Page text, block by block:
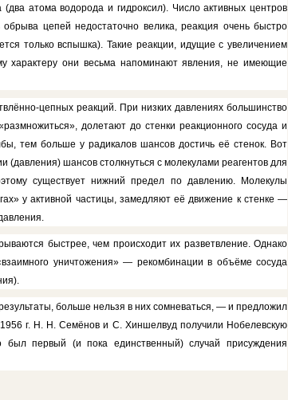
атома водорода и гидроксил). Число активных центров
цепей недоста­точно велика, реакция очень быстро
только вспышка). Такие реакции, иду­щие с увеличением
характеру они весь­ма напоминают явления, не имеющие
цепных реакций. При низ­ких давлениях большинство
долетают до стенки реакци­онного сосуда и
тем больше у радикалов шансов достичь её стенок. Вот
шансов столкнуться с молекула­ми реагентов для
существует ниж­ний предел по давлению. Молекулы
у активной частицы, замедляют её дви­жение к стенке —
быстрее, чем происходит их разветвление. Однако
уничтоже­ния» — рекомбинации в объёме сосуда
больше нельзя в них со­мневаться, — и предложил
г. Н. Н. Семёнов и С. Хиншелвуд полу­чили Нобелевскую
первый (и пока единственный) случай присуждения